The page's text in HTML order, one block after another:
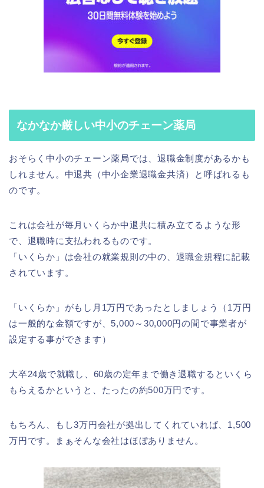
なかなか厳しい中小のチェーン薬局
おそらく中小のチェーン薬局では、退職金制度があるかも
しれません。中退共（中小企業退職金共済）と呼ばれるも
のです。
これは会社が毎月いくらか中退共に積み立てるような形
で、退職時に支払われるものです。
「いくらか」は会社の就業規則の中の、退職金規程に記載
されています。
「いくらか」がもし月1万円であったとしましょう（1万円
は一般的な金額ですが、5,000～30,000円の間で事業者が
設定する事ができます）
大卒24歳で就職し、60歳の定年まで働き退職するといくら
もらえるかというと、たったの約500万円です。
もちろん、もし3万円会社が拠出してくれていれば、1,500
万円です。まぁそんな会社はほぼありません。